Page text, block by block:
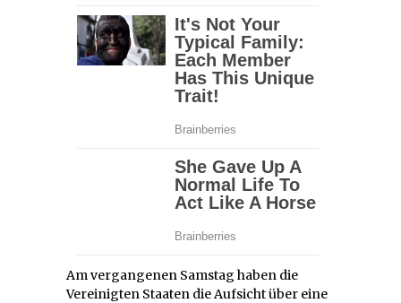
Am vergangenen Samstag haben die
Vereinigten Staaten die Aufsicht über eine